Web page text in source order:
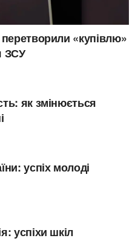
«купівлю»
ЗСУ
як змінюється
успіх молоді
успіхи шкіл